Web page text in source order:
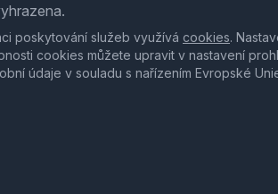
poskytování služeb využívá cookies.
cookies můžete upravit v nastavení
údaje v souladu s nařízením Evropské